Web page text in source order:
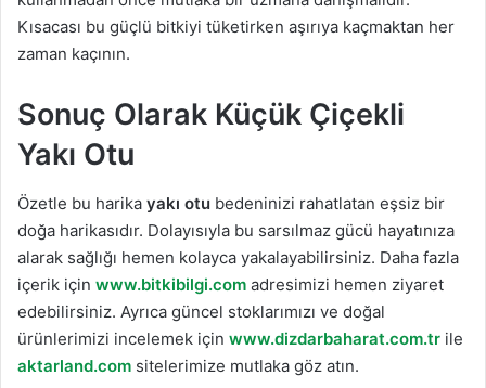
Kısacası bu güçlü bitkiyi tüketirken aşırıya kaçmaktan her
zaman kaçının.
Sonuç Olarak Küçük Çiçekli
Yakı Otu
Özetle bu harika yakı otu bedeninizi rahatlatan eşsiz bir
doğa harikasıdır. Dolayısıyla bu sarsılmaz gücü hayatınıza
alarak sağlığı hemen kolayca yakalayabilirsiniz. Daha fazla
içerik için www.bitkibilgi.com adresimizi hemen ziyaret
edebilirsiniz. Ayrıca güncel stoklarımızı ve doğal
ürünlerimizi incelemek için www.dizdarbaharat.com.tr ile
aktarland.com sitelerimize mutlaka göz atın.